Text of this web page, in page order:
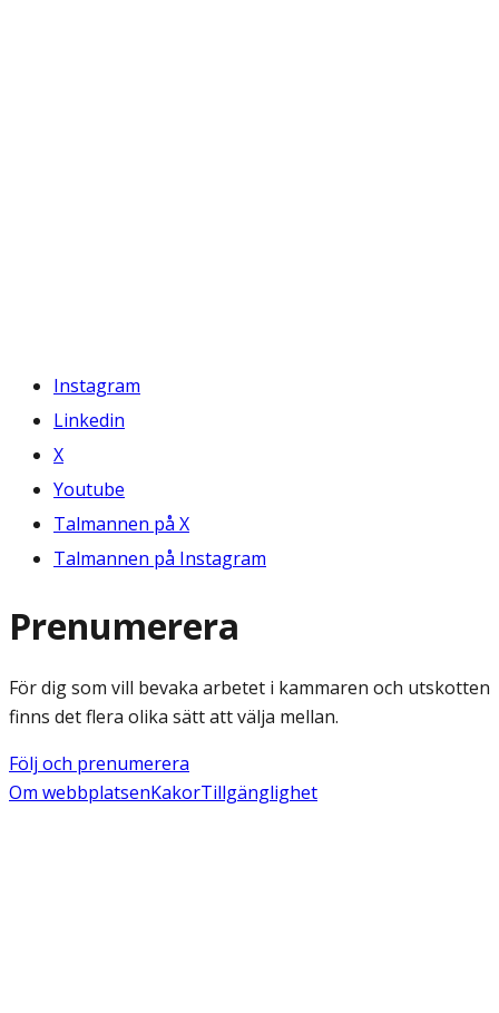
Instagram
Linkedin
X
Youtube
Talmannen på X
Talmannen på Instagram
Prenumerera
För dig som vill bevaka arbetet i kammaren och utskotten
finns det flera olika sätt att välja mellan.
Följ och prenumerera
Om webbplatsenKakorTillgänglighet